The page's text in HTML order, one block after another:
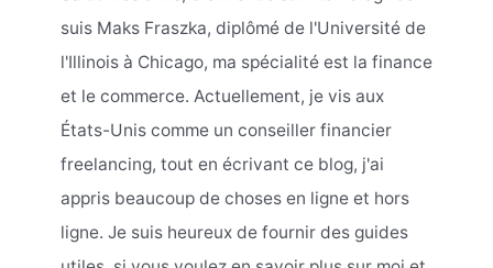
suis Maks Fraszka, diplômé de l'Université de
l'Illinois à Chicago, ma spécialité est la finance
et le commerce. Actuellement, je vis aux
États-Unis comme un conseiller financier
freelancing, tout en écrivant ce blog, j'ai
appris beaucoup de choses en ligne et hors
ligne. Je suis heureux de fournir des guides